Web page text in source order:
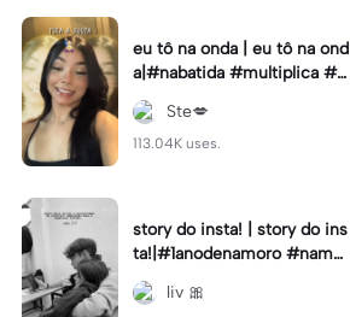
eu tô na onda | eu tô na ond
a|#nabatida #multiplica #e
feitos #efeitoscapcut #vira
lcut
Ste💋
113.04K uses.
story do insta! | story do ins
ta!|#1anodenamoro #namor
o #storynamorados
liv 🎀